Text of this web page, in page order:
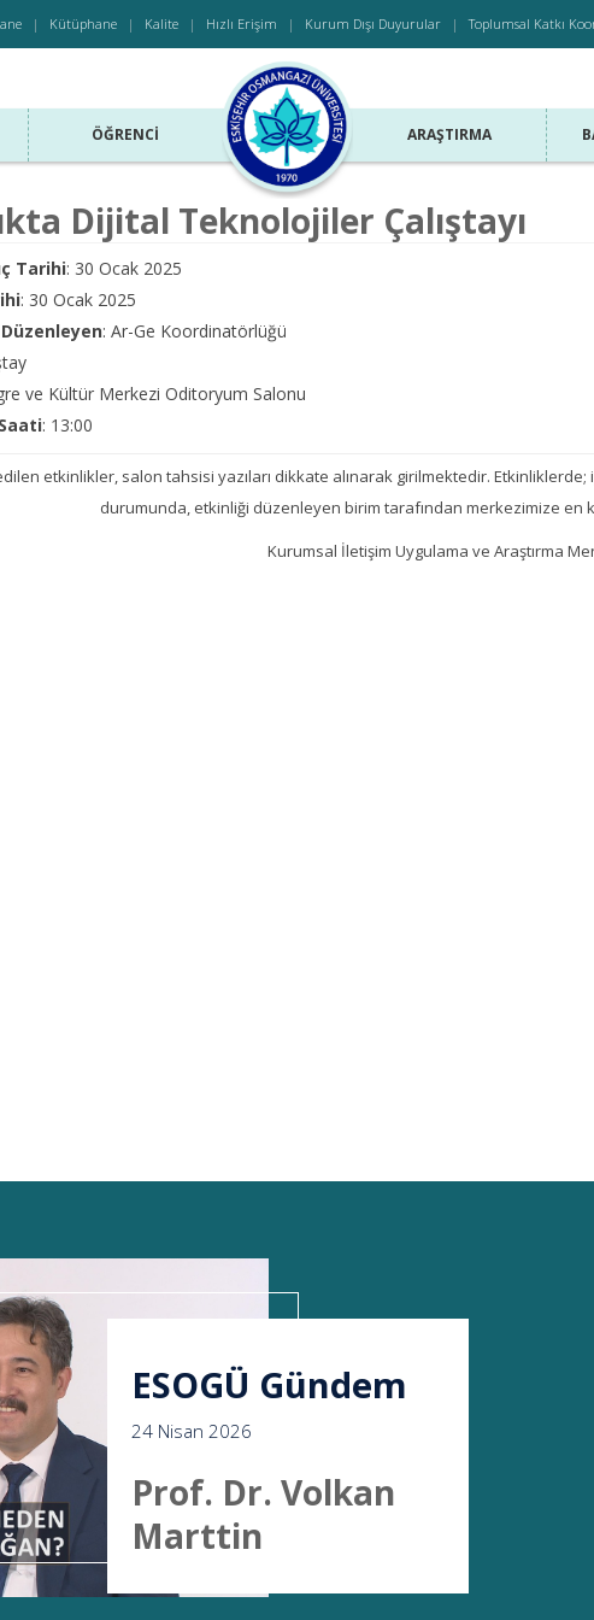
Kütüphane Kalite Hızlı Erişim Kurum Dışı Duyurular Toplumsal Katkı
ÖĞRENCI ARAŞTIRMA
Dijital Teknolojiler Çalıştayı
Tarihi: 30 Ocak 2025
: 30 Ocak 2025
: Ar-Ge Koordinatörlüğü
ve Kültür Merkezi Oditoryum Salonu
: 13:00
etkinlikler, salon tahsisi yazıları dikkate alınarak girilmektedir.
durumunda, etkinliği düzenleyen birim tarafından merkezimize en
Kurumsal İletişim Uygulama ve Araştırma
ESOGÜ Gündem
24 Nisan 2026
Prof. Dr. Volkan
Marttin